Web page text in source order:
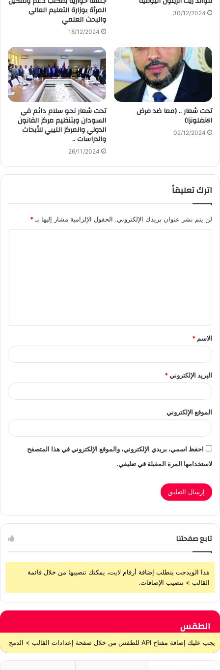
30/12/2024 المرأة بوزارة التعليم العالي
والبحث العلمي
18/12/2024
تحت شعار .. (معا ضد مرض
الانفلونزا)
02/12/2024
تحت شعار نحو سلام دائم في
السودان وبتنظيم مركز القانون
الدولي والمركز الليبي للأبحاث
والدراسات ..
26/11/2024
اترك تعليقاً
لن يتم نشر عنوان بريدك الإلكتروني. الحقول الإلزامية مشار إليها بـ*
ق
*
الاسم *
البريد الإلكتروني*
الموقع الإلكتروني
احفظ اسمي، بريدي الإلكتروني، والموقع الإلكتروني في هذا المتصفح
لاستخدامها المرة المقبلة في تعليقي.
تابع صفحتنا
هذا الويدجت يتطلب إضافة أرقام لايت، يمكنك تنصيبها من خلال قائمة
القالب > تنصيب الإضافات.
الطقس
يجب عليك إضافة مفتاح API للطقس من خلال صفحة إعدادات القالب > الدمج